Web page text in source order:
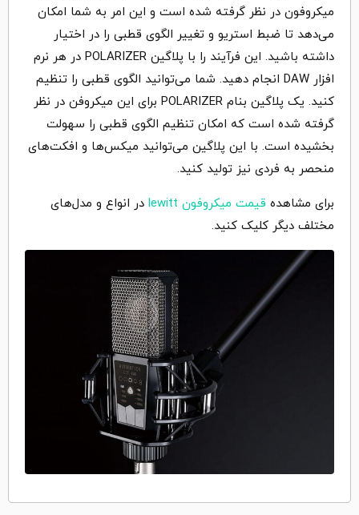
میکروفون در نظر گرفته شده است و این امر به شما امکان
می‌دهد تا ضبط استریو و تغییر الگوی قطبی را در اختیار
داشته باشید. این فرآیند را با پلاگین POLARIZER در هر نرم
افزار DAW انجام دهید. شما می‌توانید الگوی قطبی را تنظیم
کنید. یک پلاگین بنام POLARIZER برای این میکروفن در نظر
گرفته شده است که امکان تنظیم الگوی قطبی را سهولت
بخشیده است. با این پلاگین می‌توانید میکس‌ها و افکت‌های
منحصر به فردی نیز تولید کنید.
برای مشاهده قیمت میکروفون lewitt
در انواع و مدل‌های
مختلف دیگر کلیک کنید.